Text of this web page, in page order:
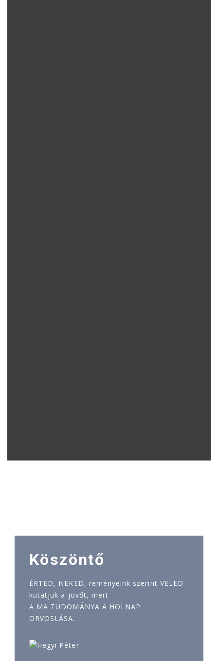
Köszöntő
ÉRTED, NEKED, reményeink szerint VELED
kutatjuk a jövőt, mert
A MA TUDOMÁNYA A HOLNAP
ORVOSLÁSA.